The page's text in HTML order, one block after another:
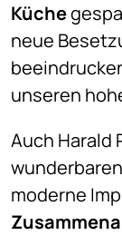
Küche
neue
unseren
Auch Harald
moderne